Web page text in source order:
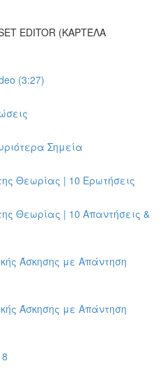
EDITOR (ΚΑΡΤΈΛΑ
(3:27)
Σημεία
Θεωρίας | 10 Ερωτήσεις
Θεωρίας | 10 Απαντήσεις &
Άσκησης με Απάντηση
Άσκησης με Απάντηση